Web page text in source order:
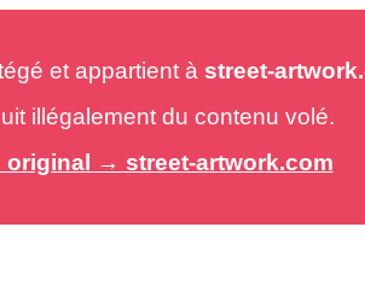
et appartient à street-
illégalement du contenu volé.
original → street-artwork.com